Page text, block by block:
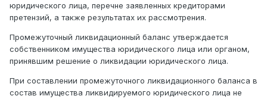
юридического лица, перечне заявленных кредиторами
претензий, а также результатах их рассмотрения.
Промежуточный ликвидационный баланс утверждается
собственником имущества юридического лица или органом,
принявшим решение о ликвидации юридического лица.
При составлении промежуточного ликвидационного баланса в
состав имущества ликвидируемого юридического лица не